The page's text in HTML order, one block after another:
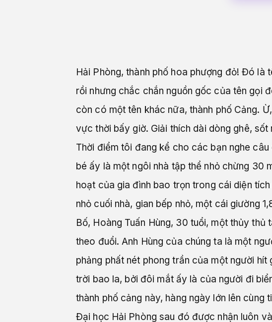
Hải Phòng, thành phố hoa phượng đỏ! Đó
rồi nhưng chắc chắn nguồn gốc của tên gọi
còn có một tên khác nữa, thành phố Cảng.
vực thời bấy giờ. Giải thích dài dòng ghê, sốt
Thời điểm tôi đang kể cho các bạn nghe
bé ấy là một ngôi nhà tập thể nhỏ chừng 30
hoạt của gia đình bao trọn trong cái diện
nhỏ cuối nhà, gian bếp nhỏ, một cái giường
Bố, Hoàng Tuấn Hùng, 30 tuổi, một thủy
theo đuổi. Anh Hùng của chúng ta là một
phảng phất nét phong trần của một người
trời bao la, bởi đôi mắt ấy là của người đi
thành phố cảng này, hàng ngày lớn lên
Đại học Hải Phòng sau đó được nhận luôn